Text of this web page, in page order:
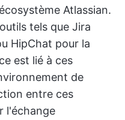
Atlassian.
tels que Jira
HipChat pour la
est lié à ces
de
entre ces
l'échange